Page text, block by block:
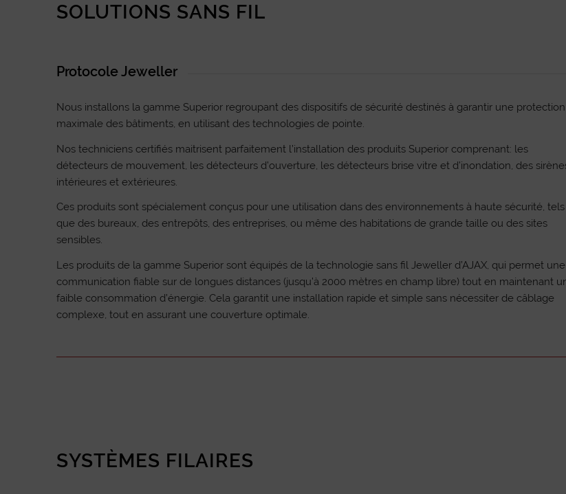
SOLUTIONS SANS FIL
Protocole Jeweller
Nous installons la gamme Superior regroupant des dispositifs de sécurité destinés à garantir une protection
maximale des bâtiments, en utilisant des technologies de pointe.
Nos techniciens certifiés maitrisent parfaitement l’installation des produits Superior comprenant: les
détecteurs de mouvement, les détecteurs d’ouverture, les détecteurs brise vitre et d’inondation, des
intérieures et extérieures.
Ces produits sont spécialement conçus pour une utilisation dans des environnements à haute sécurité, tels
que des bureaux, des entrepôts, des entreprises, ou même des habitations de grande taille ou des sites
sensibles.
Les produits de la gamme Superior sont équipés de la technologie sans fil Jeweller d’AJAX, qui permet une
communication fiable sur de longues distances (jusqu’à 2000 mètres en champ libre) tout en maintenant
faible consommation d’énergie. Cela garantit une installation rapide et simple sans nécessiter de câblage
complexe, tout en assurant une couverture optimale.
SYSTÈMES FILAIRES